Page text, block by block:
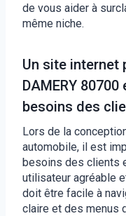
de vous aider à
même niche.
Un site internet
DAMERY
besoins des
Lors de la
automobile, il est
besoins des clients
utilisateur agréable
doit être facile à
claire et des menus